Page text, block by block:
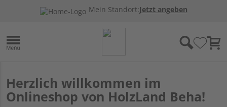
Mein Standort:Jetzt angeben
Herzlich willkommen im
Onlineshop von HolzLand Beha!